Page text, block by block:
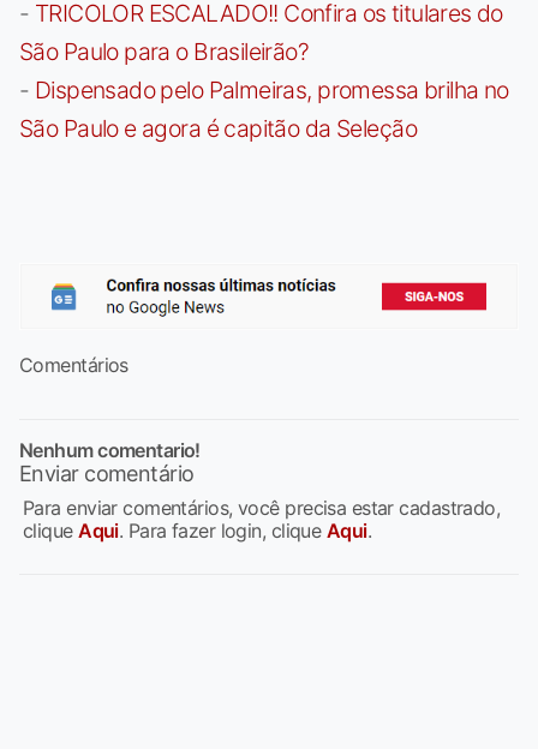
- TRICOLOR ESCALADO!! Confira os titulares do
São Paulo para o Brasileirão?
- Dispensado pelo Palmeiras, promessa brilha no
São Paulo e agora é capitão da Seleção
Comentários
Nenhum comentario!
Enviar comentário
Para enviar comentários, você precisa estar cadastrado,
cliqueAqui. Para fazer login, clique Aqui.